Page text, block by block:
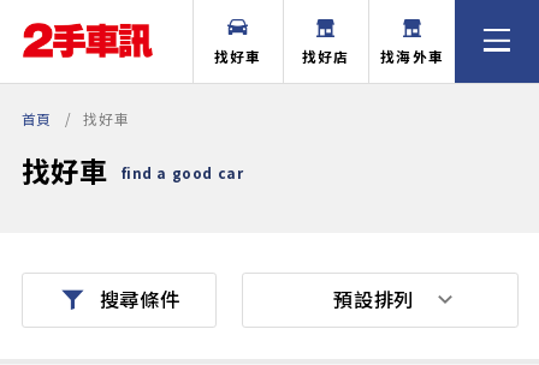
找好車 找好店 找海外車
首頁 找好車
找好車 find a good car
搜尋條件 預設排列